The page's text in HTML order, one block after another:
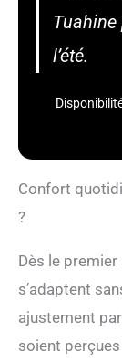
l’été.
Confort
?
Dès le premier
s’adaptent
ajustement
soient